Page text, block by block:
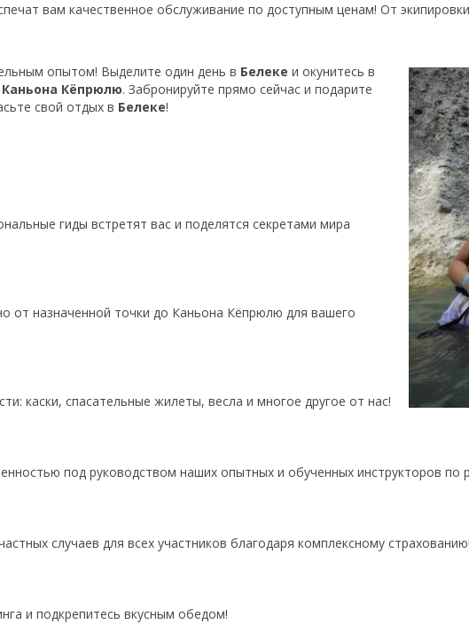
вам качественное обслуживание по доступным ценам! От
опытом! Выделите один день в Белеке и окунитесь в
Каньона Кёпрюлю. Забронируйте прямо сейчас и подарите
свой отдых в Белеке!
гиды встретят вас и поделятся секретами мира
от назначенной точки до Каньона Кёпрюлю для вашего
каски, спасательные жилеты, весла и многое другое от нас!
под руководством наших опытных и обученных инструкторов по
случаев для всех участников благодаря комплексному страхованию!
и подкрепитесь вкусным обедом!